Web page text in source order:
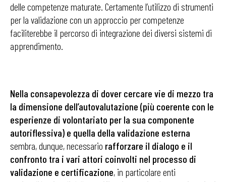
delle competenze maturate. Certamente l’utilizzo di strumenti
per la validazione con un approccio per competenze
faciliterebbe il percorso di integrazione dei diversi sistemi di
apprendimento.
Nella consapevolezza di dover cercare vie di mezzo tra
la dimensione dell’autovalutazione (più coerente con le
esperienze di volontariato per la sua componente
autoriflessiva) e quella della validazione esterna
sembra, dunque, necessario rafforzare il dialogo e il
confronto tra i vari attori coinvolti nel processo di
validazione e certificazione, in particolare enti